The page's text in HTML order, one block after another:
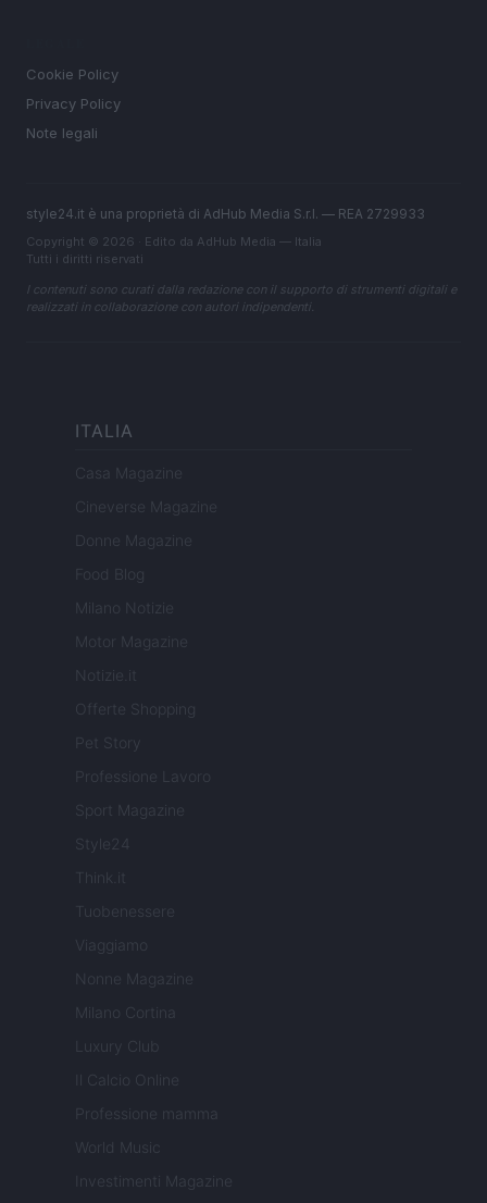
Cookie Policy
Privacy Policy
Note legali
style24.it è una proprietà di AdHub Media S.r.l. — REA 2729933
Copyright © 2026 · Edito da AdHub Media — Italia
Tutti i diritti riservati
I contenuti sono curati dalla redazione con il supporto di strumenti digitali e
realizzati in collaborazione con autori indipendenti.
ITALIA
Casa Magazine
Cineverse Magazine
Donne Magazine
Food Blog
Milano Notizie
Motor Magazine
Notizie.it
Offerte Shopping
Pet Story
Professione Lavoro
Sport Magazine
Style24
Think.it
Tuobenessere
Viaggiamo
Nonne Magazine
Milano Cortina
Luxury Club
Il Calcio Online
Professione mamma
World Music
Investimenti Magazine